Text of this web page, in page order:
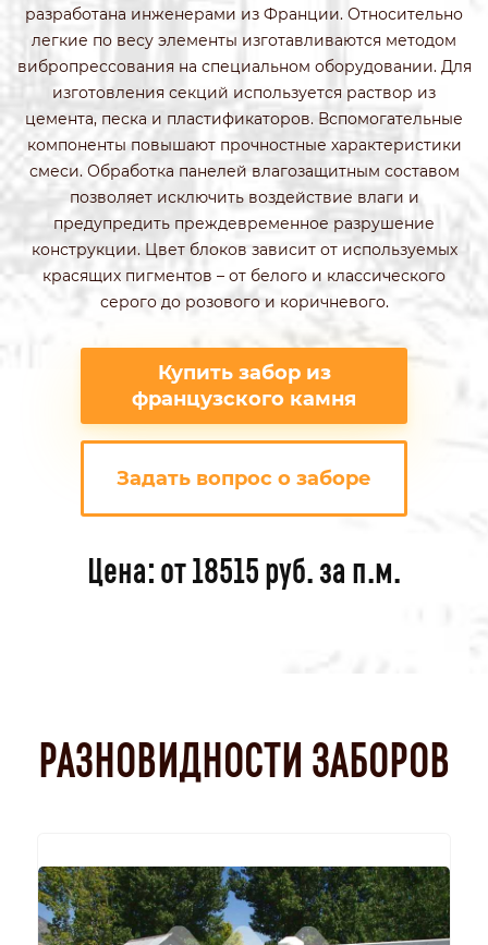
разработана инженерами из Франции. Относительно
легкие по весу элементы изготавливаются методом
вибропрессования на специальном оборудовании. Для
изготовления секций используется раствор из
цемента, песка и пластификаторов. Вспомогательные
компоненты повышают прочностные характеристики
смеси. Обработка панелей влагозащитным составом
позволяет исключить воздействие влаги и
предупредить преждевременное разрушение
конструкции. Цвет блоков зависит от используемых
красящих пигментов – от белого и классического
серого до розового и коричневого.
Купить забор из
французского камня
Задать вопрос о заборе
Цена: от 18515 руб. за п.м.
РАЗНОВИДНОСТИ ЗАБОРОВ